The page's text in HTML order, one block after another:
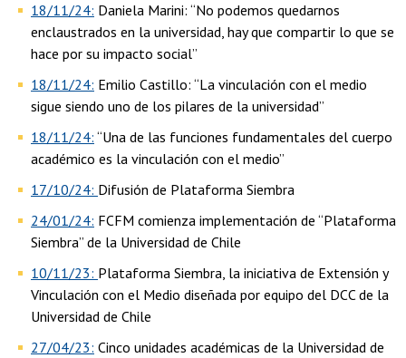
18/11/24: Daniela Marini: “No podemos quedarnos
enclaustrados en la universidad, hay que compartir lo que se
hace por su impacto social”
18/11/24: Emilio Castillo: “La vinculación con el medio
sigue siendo uno de los pilares de la universidad”
18/11/24: “Una de las funciones fundamentales del cuerpo
académico es la vinculación con el medio”
17/10/24: Difusión de Plataforma Siembra
24/01/24: FCFM comienza implementación de “Plataforma
Siembra” de la Universidad de Chile
10/11/23: Plataforma Siembra, la iniciativa de Extensión y
Vinculación con el Medio diseñada por equipo del DCC de la
Universidad de Chile
27/04/23: Cinco unidades académicas de la Universidad de